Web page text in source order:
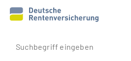
Prävention